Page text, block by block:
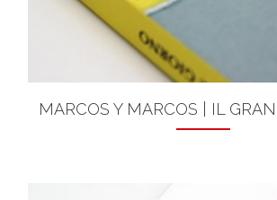
MARCOS Y MARCOS | IL